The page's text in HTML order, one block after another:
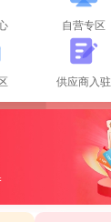
自营专区
供应商入驻